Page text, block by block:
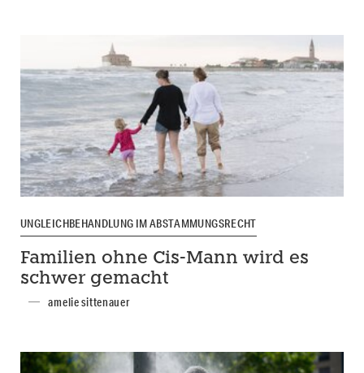
UNGLEICHBEHANDLUNG IM ABSTAMMUNGSRECHT
Familien ohne Cis-Mann wird es
schwer gemacht
amelie sittenauer